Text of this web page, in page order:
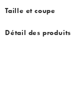
Taille et coupe
Détail des produits